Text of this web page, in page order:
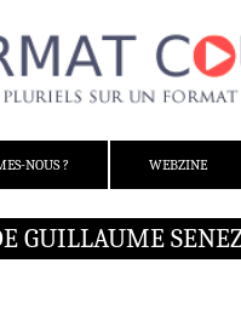
NOUS ?
WEBZINE
GUILLAUME